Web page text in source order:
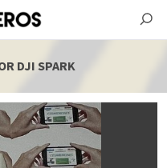
DJI SPARK